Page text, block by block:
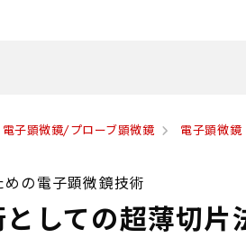
電子顕微鏡/プローブ顕微鏡 電子顕微
の電子顕微鏡技術
しての超薄切片